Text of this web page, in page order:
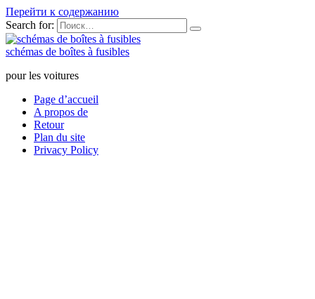
Перейти к содержанию
Search for:
schémas de boîtes à fusibles
pour les voitures
Page d’accueil
A propos de
Retour
Plan du site
Privacy Policy